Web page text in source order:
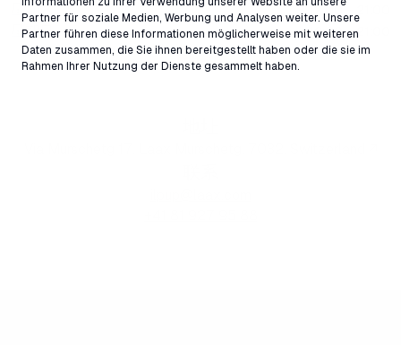
Partner für soziale Medien, Werbung und Analysen weiter. Unsere
Partner führen diese Informationen möglicherweise mit weiteren
Daten zusammen, die Sie ihnen bereitgestellt haben oder die sie im
Rahmen Ihrer Nutzung der Dienste gesammelt haben.
星期六 12:00 - 21:00
星期日
12:00 - 21:00
所有时间